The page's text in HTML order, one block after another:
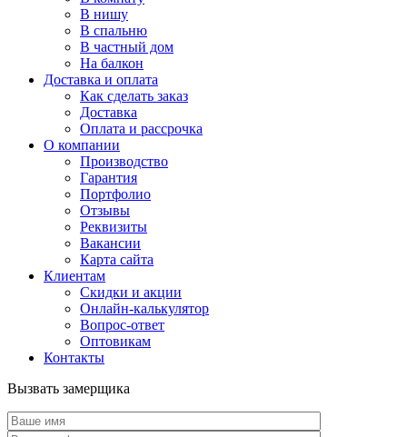
В нишу
В спальню
В частный дом
На балкон
Доставка и оплата
Как сделать заказ
Доставка
Оплата и рассрочка
О компании
Производство
Гарантия
Портфолио
Отзывы
Реквизиты
Вакансии
Карта сайта
Клиентам
Скидки и акции
Онлайн-калькулятор
Вопрос-ответ
Оптовикам
Контакты
Вызвать замерщика